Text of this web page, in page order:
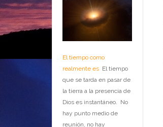
El tiempo como
realmente es El tiempo
que se tarda en pasar de
la tierra a la presencia de
Dios es instantáneo. No
hay punto medio de
reunión, no hay